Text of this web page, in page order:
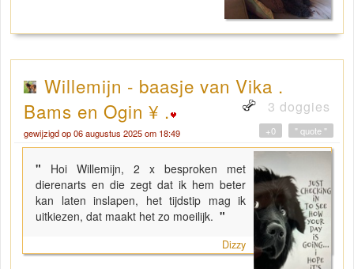
Willemijn - baasje van Vika .
Bams en Ogin ¥ .
3 doggies
gewijzigd op 06 augustus 2025 om 18:49 " quote "
+0
" Hoi Willemijn, 2 x besproken met
dierenarts en die zegt dat ik hem beter
kan laten inslapen, het tijdstip mag ik
uitkiezen, dat maakt het zo moeilijk. "
Dizzy